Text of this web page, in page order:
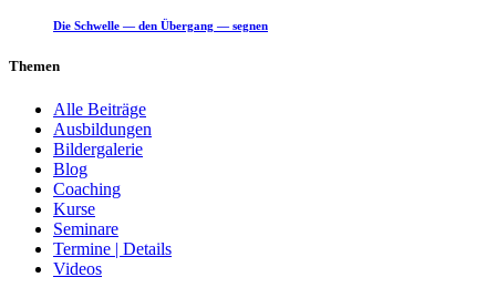
Die Schwelle — den Über­gang — segnen
The­men
Alle Beiträge
Ausbildungen
Bildergalerie
Blog
Coaching
Kurse
Seminare
Termine | Details
Videos